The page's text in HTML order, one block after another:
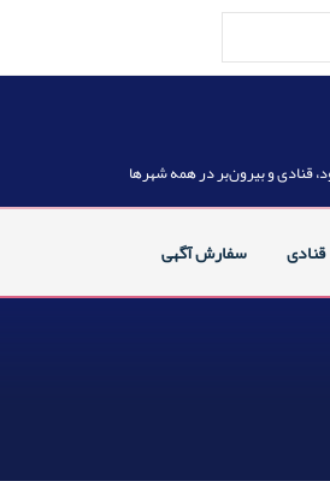
قنادی و بیرون‌بر در همه شهرها
قنادی سفارش آگهی